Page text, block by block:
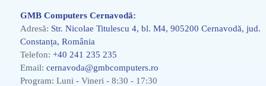
GMB Computers Cernavodă:
Adresă: Str. Nicolae Titulescu 4, bl. M4, 905200 Cernavodă, jud.
Constanța, România
Telefon: +40 241 235 235
Email: cernavoda@gmbcomputers.ro
Program: Luni - Vineri - 8:30 - 17:30